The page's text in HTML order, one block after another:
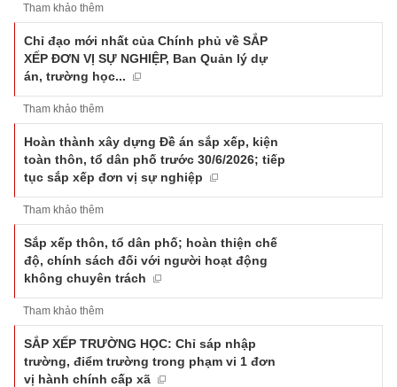
Tham khảo thêm
Chỉ đạo mới nhất của Chính phủ về SẮP
XẾP ĐƠN VỊ SỰ NGHIỆP, Ban Quản lý dự
án, trường học...
Tham khảo thêm
Hoàn thành xây dựng Đề án sắp xếp, kiện
toàn thôn, tổ dân phố trước 30/6/2026; tiếp
tục sắp xếp đơn vị sự nghiệp
Tham khảo thêm
Sắp xếp thôn, tổ dân phố; hoàn thiện chế
độ, chính sách đối với người hoạt động
không chuyên trách
Tham khảo thêm
SẮP XẾP TRƯỜNG HỌC: Chỉ sáp nhập
trường, điểm trường trong phạm vi 1 đơn
vị hành chính cấp xã